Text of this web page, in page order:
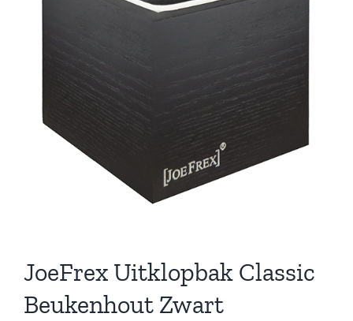
JoeFrex Uitklopbak Classic
Beukenhout Zwart